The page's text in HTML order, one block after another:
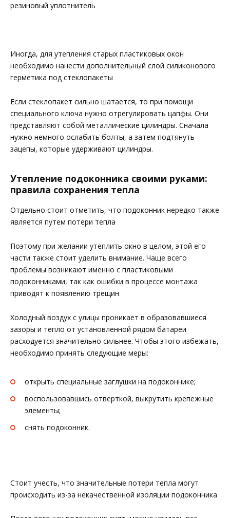
резиновый уплотнитель
Иногда, для утепления старых пластиковых окон
необходимо нанести дополнительный слой силиконового
герметика под стеклопакеты
Если стеклопакет сильно шатается, то при помощи
специального ключа нужно отрегулировать цапфы. Они
представляют собой металлические цилиндры. Сначала
нужно немного ослабить болты, а затем подтянуть
зацепы, которые удерживают цилиндры.
Утепление подоконника своими руками:
правила сохранения тепла
Отдельно стоит отметить, что подоконник нередко также
является путем потери тепла
Поэтому при желании утеплить окно в целом, этой его
части также стоит уделить внимание. Чаще всего
проблемы возникают именно с пластиковыми
подоконниками, так как ошибки в процессе монтажа
приводят к появлению трещин
Холодный воздух с улицы проникает в образовавшиеся
зазоры и тепло от установленной рядом батареи
расходуется значительно сильнее. Чтобы этого избежать,
необходимо принять следующие меры:
открыть специальные заглушки на подоконнике;
воспользовавшись отверткой, выкрутить крепежные
элементы;
снять подоконник.
Стоит учесть, что значительные потери тепла могут
происходить из-за некачественной изоляции подоконника